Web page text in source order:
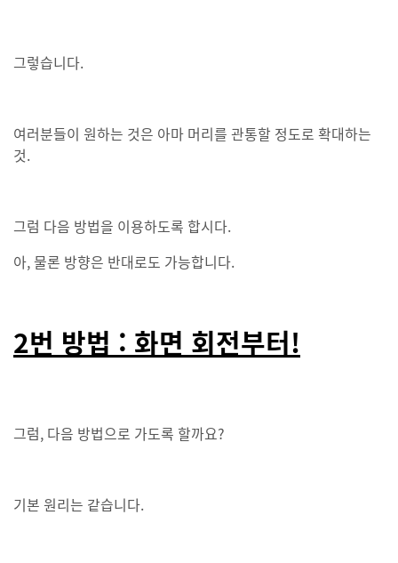
그렇습니다.
여러분들이 원하는 것은 아마 머리를 관통할 정도로 확대하는
것.
그럼 다음 방법을 이용하도록 합시다.
아, 물론 방향은 반대로도 가능합니다.
2번 방법 : 화면 회전부터!
그럼, 다음 방법으로 가도록 할까요?
기본 원리는 같습니다.